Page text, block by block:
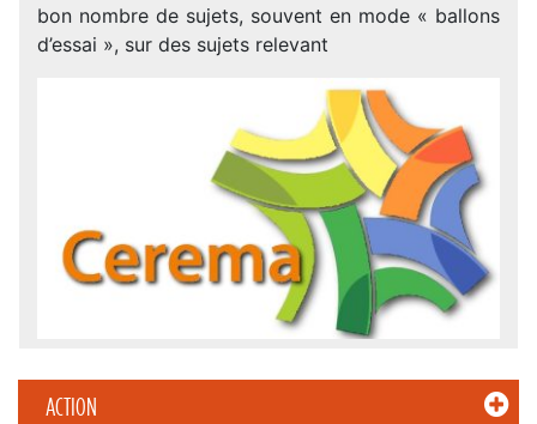
ACTION
bon nombre de sujets, souvent en mode « ballons
d’essai », sur des sujets relevant